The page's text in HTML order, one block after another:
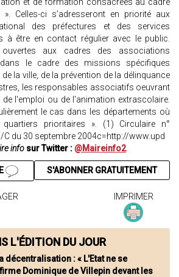
et de formation consacrées au cadre
Celles-ci s’adresseront en priorité aux
des préfectures et des services
à être en contact régulier avec le public.
aux cadres des associations
le cadre des missions spécifiques
la ville, de la prévention de la délinquance
les responsables associatifs oeuvrant
l'emploi ou de l'animation extrascolaire.
le cas dans les départements où
prioritaires ». (1) Circulaire n°
du 30 septembre 2004c=http://www.upd
info sur Twitter : @Maireinfo2
S'ABONNER GRATUITEMENT
IMPRIMER
L'ÉDITION DU JOUR
décentralisation : « L'Etat ne se
Dominique de Villepin devant les